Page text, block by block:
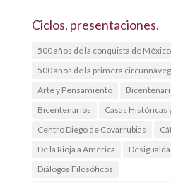
Ciclos, presentaciones.
500 años de la conquista de México
500 años de la primera
Arte y Pensamiento
Bicentenarios
Casas Históricas
Centro Diego de Covarrubias
De la Rioja a América
Diálogos Filosóficos